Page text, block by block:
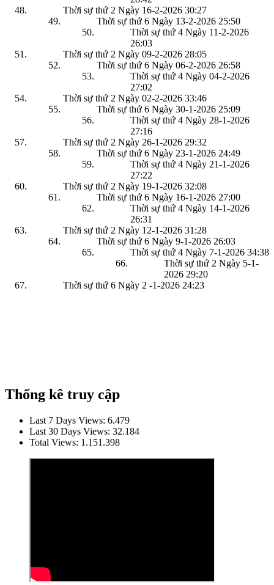
Thời sự thứ 2 Ngày 16-2-2026 30:27
Thời sự thứ 6 Ngày 13-2-2026 25:50
Thời sự thứ 4 Ngày 11-2-2026
26:03
Thời sự thứ 2 Ngày 09-2-2026 28:05
Thời sự thứ 6 Ngày 06-2-2026 26:58
Thời sự thứ 4 Ngày 04-2-2026
27:02
Thời sự thứ 2 Ngày 02-2-2026 33:46
Thời sự thứ 6 Ngày 30-1-2026 25:09
Thời sự thứ 4 Ngày 28-1-2026
27:16
Thời sự thứ 2 Ngày 26-1-2026 29:32
Thời sự thứ 6 Ngày 23-1-2026 24:49
Thời sự thứ 4 Ngày 21-1-2026
27:22
Thời sự thứ 2 Ngày 19-1-2026 32:08
Thời sự thứ 6 Ngày 16-1-2026 27:00
Thời sự thứ 4 Ngày 14-1-2026
26:31
Thời sự thứ 2 Ngày 12-1-2026 31:28
Thời sự thứ 6 Ngày 9-1-2026 26:03
Thời sự thứ 4 Ngày 7-1-2026 34:38
Thời sự thứ 2 Ngày 5-1-
2026 29:20
Thời sự thứ 6 Ngày 2 -1-2026 24:23
Thống kê truy cập
Last 7 Days Views: 6.479
Last 30 Days Views: 32.184
Total Views: 1.151.398